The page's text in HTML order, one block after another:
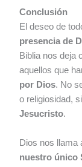
Conclusión
El deseo de
presencia de
Biblia nos deja
aquellos que
por Dios. No
o religiosidad,
Jesucristo.
Dios nos llama
nuestro único